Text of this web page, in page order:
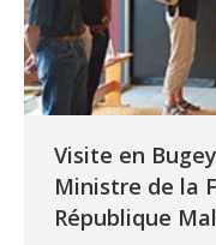
Visite en
Ministre de la
République